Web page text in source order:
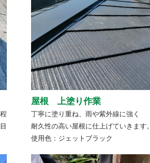
屋根 上塗り作業
丁寧に塗り重ね、雨や紫外線に強く
耐久性の高い屋根に仕上げていきます。
使用色：ジェットブラック